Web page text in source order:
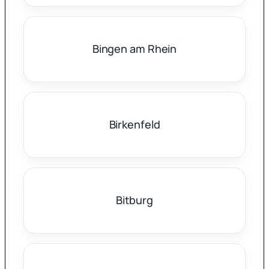
Bingen am Rhein
Birkenfeld
Bitburg